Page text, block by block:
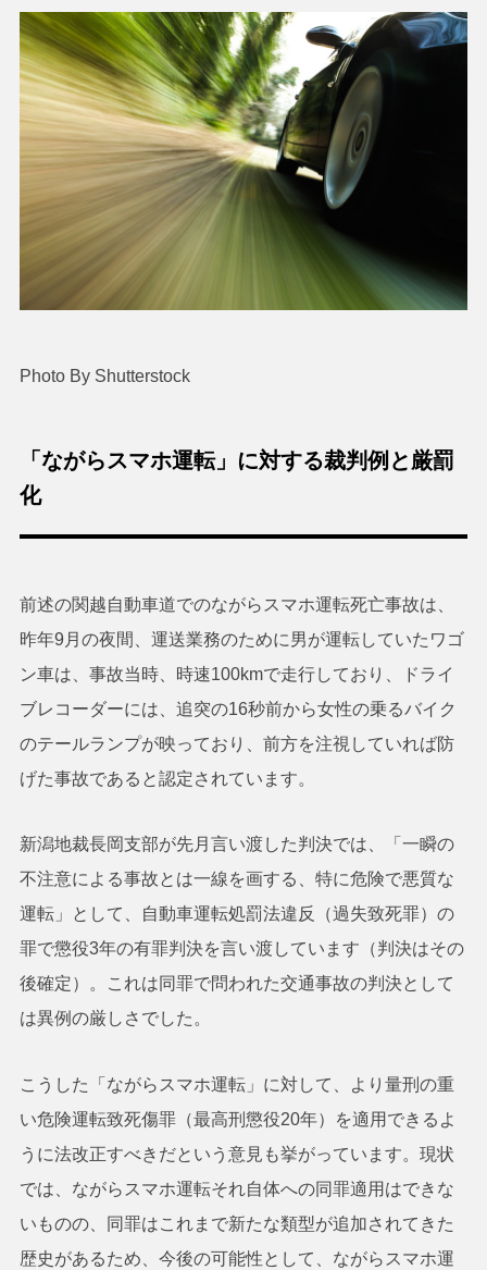
Photo By Shutterstock
「ながらスマホ運転」に対する裁判例と厳罰
化
前述の関越自動車道でのながらスマホ運転死亡事故は、
昨年9月の夜間、運送業務のために男が運転していたワゴ
ン車は、事故当時、時速100kmで走行しており、ドライ
ブレコーダーには、追突の16秒前から女性の乗るバイク
のテールランプが映っており、前方を注視していれば防
げた事故であると認定されています。
新潟地裁長岡支部が先月言い渡した判決では、「一瞬の
不注意による事故とは一線を画する、特に危険で悪質な
運転」として、自動車運転処罰法違反（過失致死罪）の
罪で懲役3年の有罪判決を言い渡しています（判決はその
後確定）。これは同罪で問われた交通事故の判決として
は異例の厳しさでした。
こうした「ながらスマホ運転」に対して、より量刑の重
い危険運転致死傷罪（最高刑懲役20年）を適用できるよ
うに法改正すべきだという意見も挙がっています。現状
では、ながらスマホ運転それ自体への同罪適用はできな
いものの、同罪はこれまで新たな類型が追加されてきた
歴史があるため、今後の可能性として、ながらスマホ運